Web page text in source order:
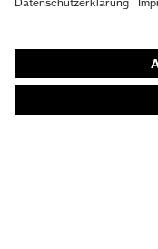
Online-Shop für
Online-Shop für